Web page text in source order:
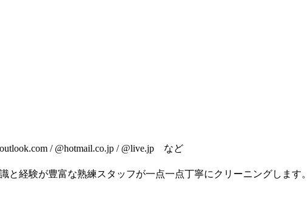
/ @hotmail.co.jp / @live.jp など
経験が豊富な熟練スタッフが一点一点丁寧にクリーニングします。